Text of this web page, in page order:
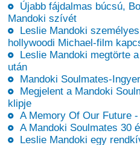
Újabb fájdalmas búcsú,
Mandoki szívét
Leslie Mandoki
hollywoodi Michael-film
Leslie Mandoki megtörte a
után
Mandoki Soulmates-
Megjelent a Mandoki
klipje
A Memory Of Our Future -
A Mandoki Soulmates 30
Leslie Mandoki egy